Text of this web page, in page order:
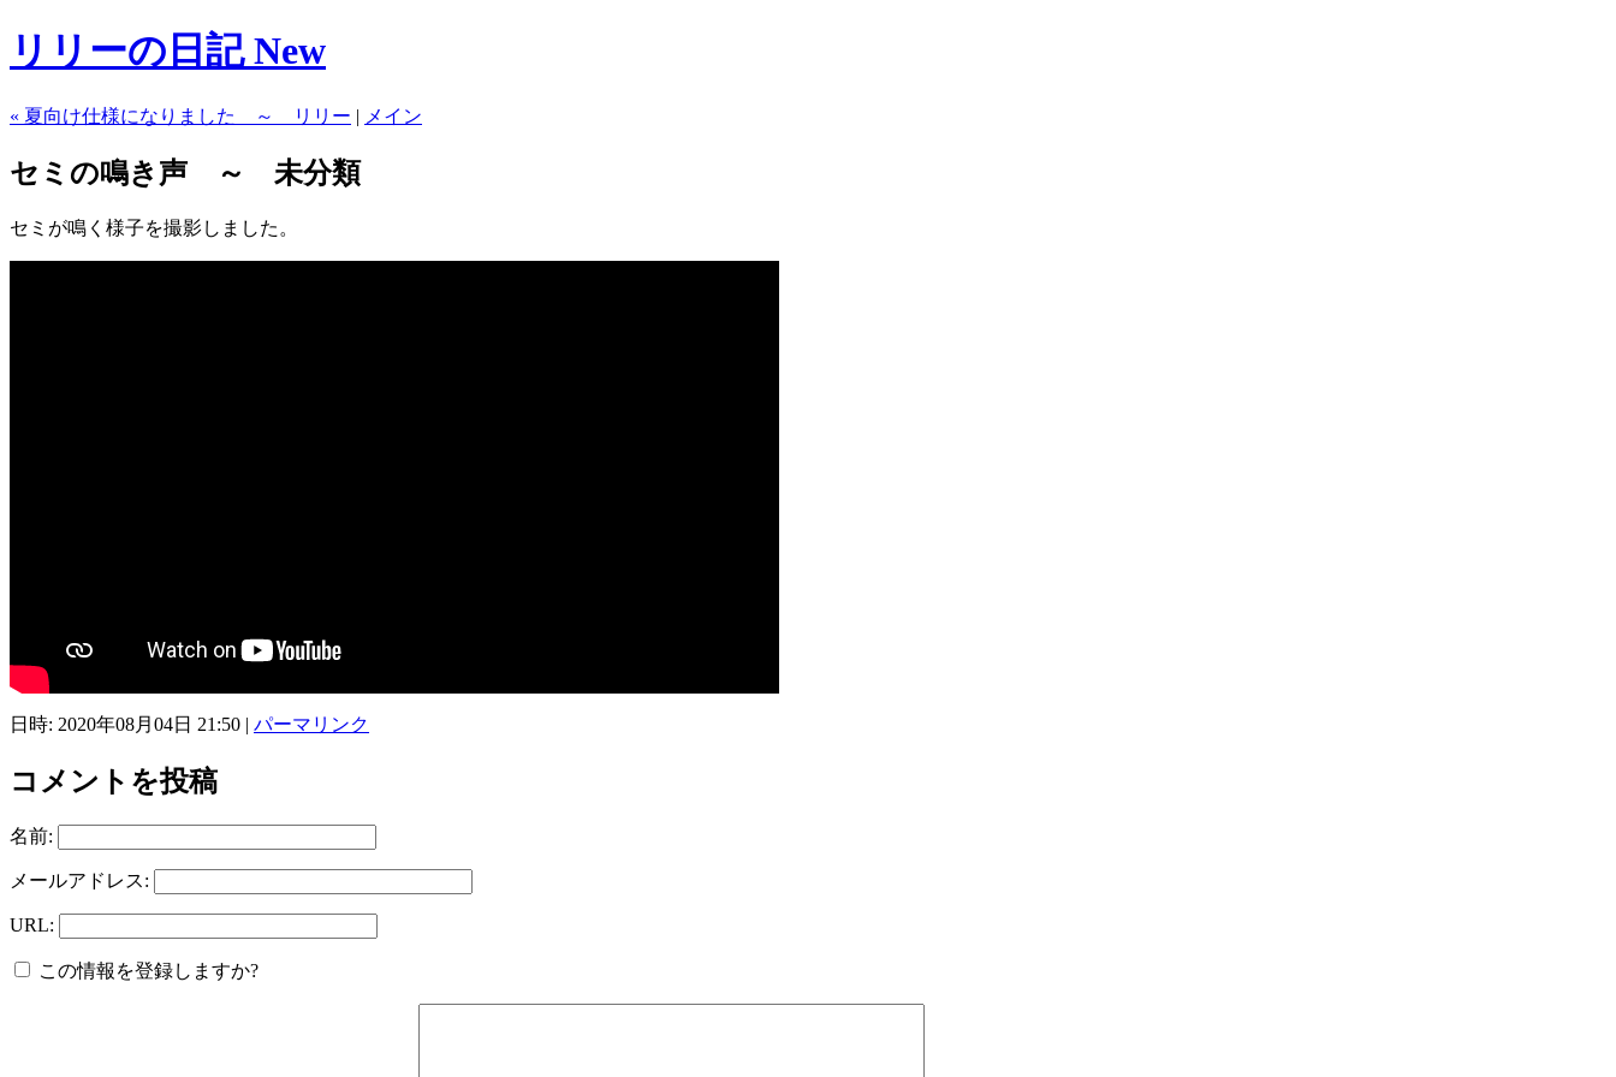
リリーの日記 New
« 夏向け仕様になりました ～ リリー | メイン
セミの鳴き声 ～ 未分類
セミが鳴く様子を撮影しました。
日時: 2020年08月04日 21:50 | パーマリンク
コメントを投稿
名前:
メールアドレス:
URL:
この情報を登録しますか?